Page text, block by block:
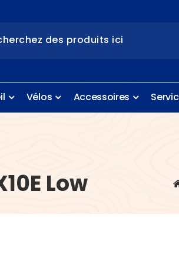
il Vélos Accessoires Servic
Low